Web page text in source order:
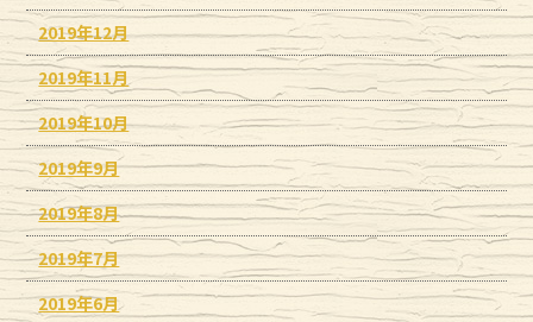
2019年12月
2019年11月
2019年10月
2019年9月
2019年8月
2019年7月
2019年6月